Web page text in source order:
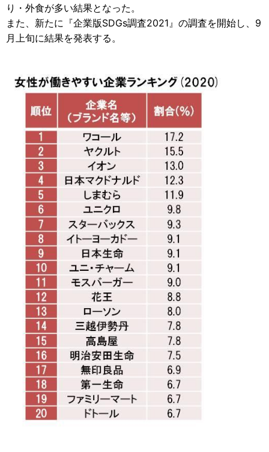
り・外食が多い結果となった。
また、新たに『企業版SDGs調査2021』の調査を開始し、9
月上旬に結果を発表する。